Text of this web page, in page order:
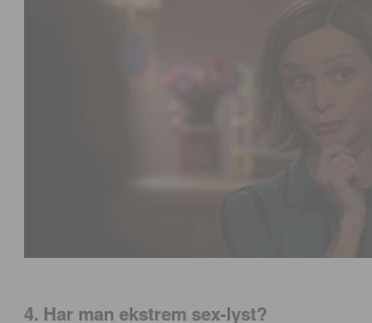
4. Har man ekstrem sex-lyst?